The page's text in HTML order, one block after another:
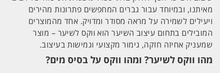
מאיתנו, ובמיוחד עבור גברים המחפשים פתרונות מהירים
ויעילים לשמירה על מראה מסודר ומדויק. אחד מהמוצרים
המובילים בתחום עיצוב השיער הוא ווקס לשיער – מוצר
שמעניק אחיזה חזקה, גימור מקצועי וגמישות בעיצוב.
מהו ווקס לשיער? ומהו ווקס על בסיס מים?